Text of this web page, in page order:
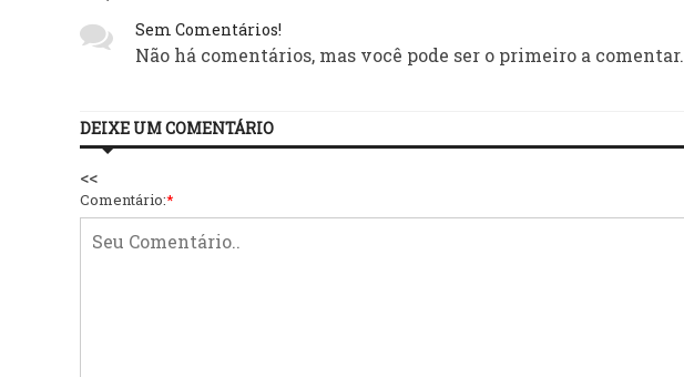
Sem Comentários!
Não há comentários, mas você pode ser o primeiro a comentar.
DEIXE UM COMENTÁRIO
<<
Comentário:*